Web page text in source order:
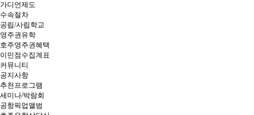
가디언제도
수속절차
공립/사립학교
영주권유학
호주영주권혜택
이민점수집계표
커뮤니티
공지사항
추천프로그램
세미나/박람회
공항픽업앨범